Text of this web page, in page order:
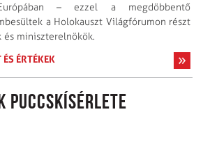
– ezzel a megdöbbentő
a Holokauszt Világfórumon részt
miniszterelnökök.
ÉS ÉRTÉKEK
puccskísérlete